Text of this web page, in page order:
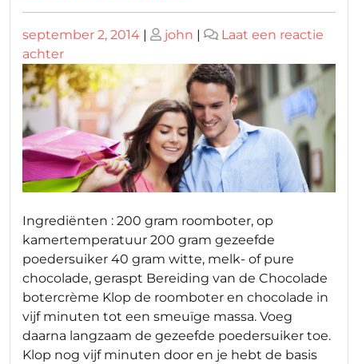
Geplaatst
op
september 2, 2014 | Geplaatst
john |
Laat een reactie
achterop
Chocolade
botercrème
Ingrediënten : 200 gram roomboter, op
kamertemperatuur 200 gram gezeefde
poedersuiker 40 gram witte, melk- of pure
chocolade, geraspt Bereiding van de Chocolade
botercrème Klop de roomboter en chocolade in
vijf minuten tot een smeuïge massa. Voeg
daarna langzaam de gezeefde poedersuiker toe.
Klop nog vijf minuten door en je hebt de basis